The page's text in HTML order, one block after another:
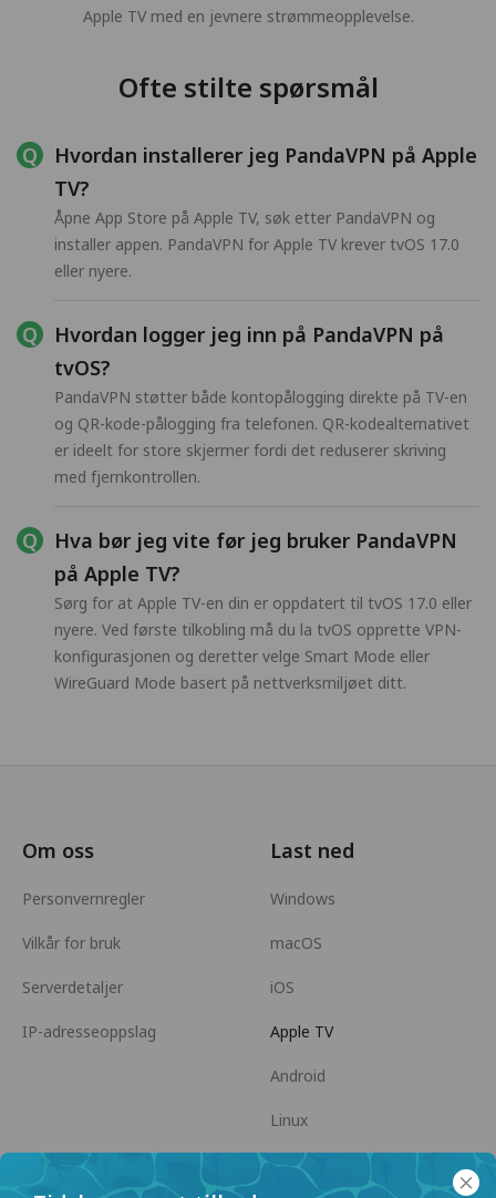
Apple TV med en jevnere strømmeopplevelse.
Ofte stilte spørsmål
Hvordan installerer jeg PandaVPN på Apple
TV?
Åpne App Store på Apple TV, søk etter PandaVPN og
installer appen. PandaVPN for Apple TV krever tvOS 17.0
eller nyere.
Hvordan logger jeg inn på PandaVPN på
tvOS?
PandaVPN støtter både kontopålogging direkte på TV-en
og QR-kode-pålogging fra telefonen. QR-kodealternativet
er ideelt for store skjermer fordi det reduserer skriving
med fjernkontrollen.
Hva bør jeg vite før jeg bruker PandaVPN
på Apple TV?
Sørg for at Apple TV-en din er oppdatert til tvOS 17.0 eller
nyere. Ved første tilkobling må du la tvOS opprette VPN-
konfigurasjonen og deretter velge Smart Mode eller
WireGuard Mode basert på nettverksmiljøet ditt.
Om oss
Personvernregler
Vilkår for bruk
Serverdetaljer
IP-adresseoppslag
Last ned
Windows
macOS
iOS
Apple TV
Android
Linux
Android TV